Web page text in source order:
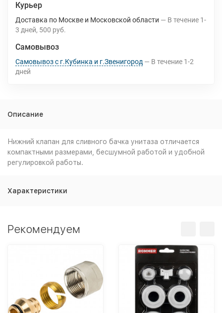
Курьер
Доставка по Москве и Московской области В течение 1-
3 дней 500 руб.
Самовывоз
Самовывоз с г.Кубинка и г.Звенигород В течение 1-2
дней
Описание
Нижний клапан для сливного бачка унитаза отличается
компактными размерами, бесшумной работой и удобной
регулировкой работы.
Характеристики
Рекомендуем